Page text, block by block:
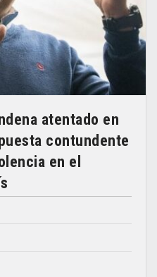
atentado en
contundente
en el